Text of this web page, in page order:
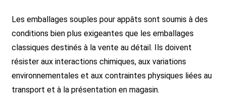
Les emballages souples pour appâts sont soumis à des
conditions bien plus exigeantes que les emballages
classiques destinés à la vente au détail. Ils doivent
résister aux interactions chimiques, aux variations
environnementales et aux contraintes physiques liées au
transport et à la présentation en magasin.